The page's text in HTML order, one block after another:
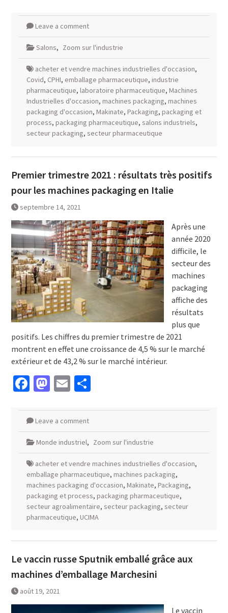
Leave a comment
Salons, Zoom sur l'industrie
acheter et vendre machines industrielles d'occasion,
Covid, CPHI, emballage pharmaceutique, industrie
pharmaceutique, laboratoire pharmaceutique, Machines
Industrielles d'occasion, machines packaging, machines
packaging d'occasion, Makinate, Packaging, packaging et
process, packaging pharmaceutique, salons industriels,
secteur packaging, secteur pharmaceutique
Premier trimestre 2021 : résultats très positifs
pour les machines packaging en Italie
septembre 14, 2021
Après une
année 2020
difficile, le
secteur des
machines
packaging
affiche des
résultats
plus que
positifs. Les chiffres du premier trimestre de 2021
montrent en effet une croissance de 4,5 % sur le marché
extérieur et de 43,2 % sur le marché intérieur.
Facebook
Mastodon
EmailPartager
Leave a comment
Monde industriel, Zoom sur l'industrie
acheter et vendre machines industrielles d'occasion,
emballage pharmaceutique, machines packaging,
machines packaging d'occasion, Makinate, Packaging,
packaging et process, packaging pharmaceutique,
secteur agroalimentaire, secteur packaging, secteur
pharmaceutique, UCIMA
Le vaccin russe Sputnik emballé grâce aux
machines d’emballage Marchesini
août 19, 2021
Le vaccin